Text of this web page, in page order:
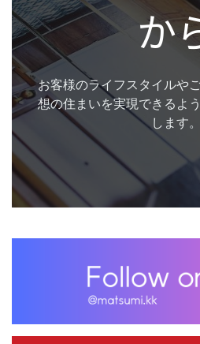
か
お客様のライフスタイルや
想の住まいを実現できるよ
します。